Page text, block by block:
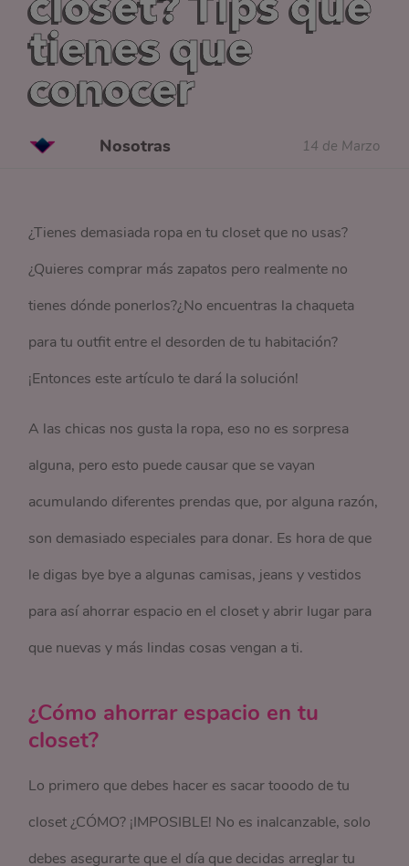
tienes que
conocer
Nosotras 14 de Marzo
¿Tienes demasiada ropa en tu closet que no usas?
¿Quieres comprar más zapatos pero realmente no
tienes dónde ponerlos?¿No encuentras la chaqueta
para tu outfit entre el desorden de tu habitación?
¡Entonces este artículo te dará la solución!
A las chicas nos gusta la ropa, eso no es sorpresa
alguna, pero esto puede causar que se vayan
acumulando diferentes prendas que, por alguna razón,
son demasiado especiales para donar. Es hora de que
le digas bye bye a algunas camisas, jeans y vestidos
para así ahorrar espacio en el closet y abrir lugar para
que nuevas y más lindas cosas vengan a ti.
¿Cómo ahorrar espacio en tu
closet?
Lo primero que debes hacer es sacar tooodo de tu
closet ¿CÓMO? ¡IMPOSIBLE! No es inalcanzable, solo
debes asegurarte que el día que decidas arreglar tu